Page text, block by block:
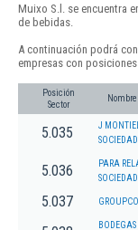
Muixo S.l. se encuentra
de bebidas.
A continuación podrá
empresas con
Posición
Sector
5.035
J
5.036
PARA
5.037